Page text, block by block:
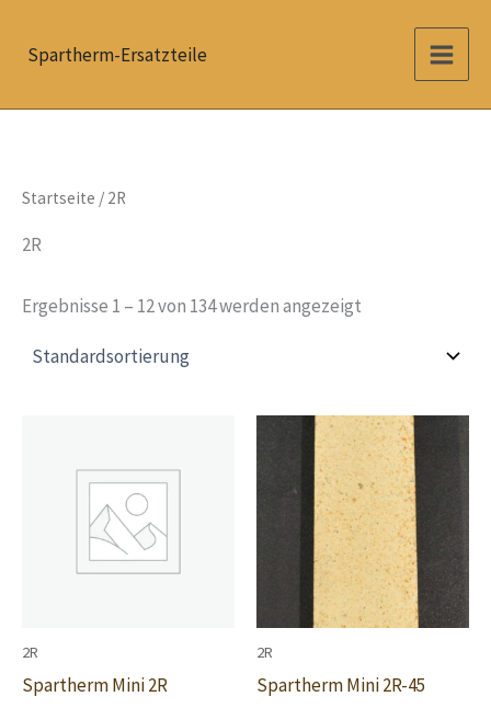
InhaltSpartherm-Ersatzteile
Startseite / 2R
2R
Ergebnisse 1 – 12 von 134 werden angezeigt
2R
Spartherm Mini 2R
2R
Spartherm Mini 2R-45